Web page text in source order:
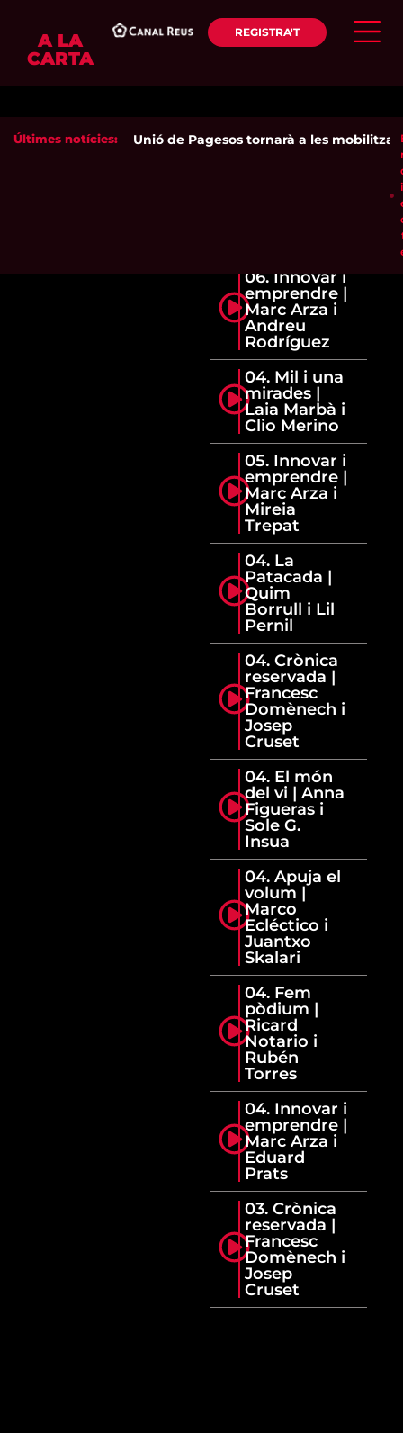
A LA
CARTA
REGISTRA'T
Últimes notícies: Unió de Pagesos tornarà a les
06. Innovar i
emprendre |
Marc Arza i
Andreu
Rodríguez
04. Mil i una
mirades |
Laia Marbà i
Clio Merino
05. Innovar i
emprendre |
Marc Arza i
Mireia
Trepat
04. La
Patacada |
Quim
Borrull i Lil
Pernil
04. Crònica
reservada |
Francesc
Domènech i
Josep
Cruset
04. El món
del vi | Anna
Figueras i
Sole G.
Insua
04. Apuja el
volum |
Marco
Ecléctico i
Juantxo
Skalari
04. Fem
pòdium |
Ricard
Notario i
Rubén
Torres
04. Innovar i
emprendre |
Marc Arza i
Eduard
Prats
03. Crònica
reservada |
Francesc
Domènech i
Josep
Cruset